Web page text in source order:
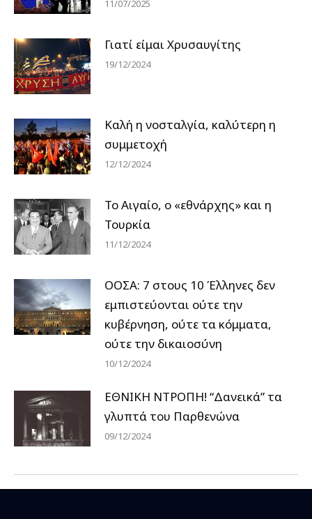
11/07/2025
Γιατί είμαι Χρυσαυγίτης
19/12/2024
Καλή η νοσταλγία, καλύτερη η
συμμετοχή
12/12/2024
Το Αιγαίο, ο «εθνάρχης» και η
Τουρκία
11/12/2024
ΟΟΣΑ: 7 στους 10 Έλληνες δεν
εμπιστεύονται ούτε την
κυβέρνηση, ούτε τα κόμματα,
ούτε την δικαιοσύνη
10/12/2024
ΕΘΝΙΚΗ ΝΤΡΟΠΗ! “Δανεικά” τα
γλυπτά του Παρθενώνα
09/12/2024